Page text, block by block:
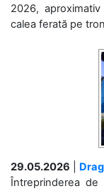
2026,
calea ferată pe
29.05.2026
Întreprinderea de